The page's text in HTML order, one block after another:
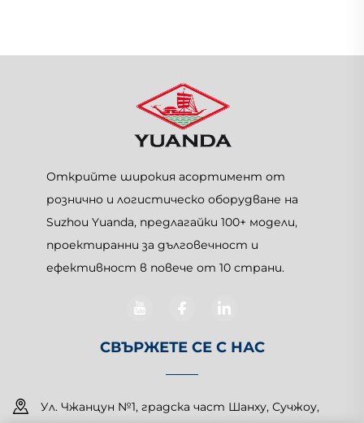
Открийте широкия асортимент от
рознично и логистическо оборудване на
Suzhou Yuanda, предлагайки 100+ модели,
проектиранни за дълговечност и
ефективност в повече от 10 страни.
СВЪРЖЕТЕ СЕ С НАС
Ул. Чжанцун №1, градска част Шанху, Сучжоу,